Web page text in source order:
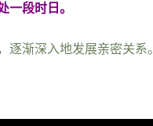
一段时日。
渐深入地发展亲密关系。